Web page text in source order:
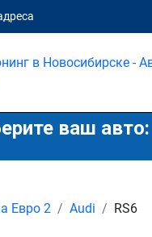
ваш авто:
Евро 2 Audi RS6